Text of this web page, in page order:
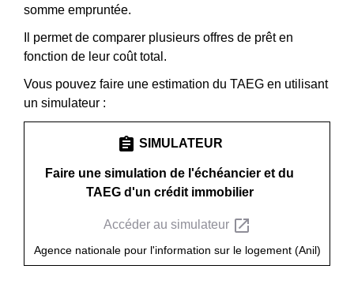
somme empruntée.
Il permet de comparer plusieurs offres de prêt en
fonction de leur coût total.
Vous pouvez faire une estimation du TAEG en utilisant
un simulateur :
assignment SIMULATEUR
Faire une simulation de l'échéancier et du
TAEG d'un crédit immobilier
Accéder au simulateur open_in_new
Agence nationale pour l'information sur le logement (Anil)